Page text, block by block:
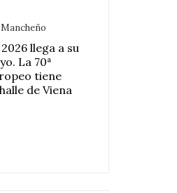
llega a su
La 70ª
tiene
de Viena